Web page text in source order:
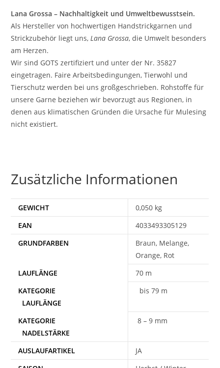
Lana Grossa – Nachhaltigkeit und Umweltbewusstsein.
Als Hersteller von hochwertigen Handstrickgarnen und
Strickzubehör liegt uns,Lana Grossa, die Umwelt besonders
am Herzen.
Wir sind GOTS zertifiziert und unter der Nr. 35827
eingetragen. Faire Arbeitsbedingungen, Tierwohl und
Tierschutz werden bei uns großgeschrieben. Rohstoffe für
unsere Garne beziehen wir bevorzugt aus Regionen, in
denen aus klimatischen Gründen die Ursache für Mulesing
nicht existiert.
Zusätzliche Informationen
GEWICHT
0,050 kg
EAN
4033493305129
Braun, Melange,
Orange, Rot
70 m
bis 79 m
8 – 9 mm
AUSLAUFARTIKEL
JA